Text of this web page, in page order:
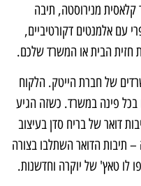
קלאסית מנירוסטה, תיבה
עם אלמנטים דקורטיביים,
חזית הבית או המשרד שלכם.
של חברת הייטק. הלקוח
בכל פינה במשרד. כשזה הגיע
דואר של בריח סדן בעיצוב
– תיבות הדואר השתלבו בצורה
לו טאץ' של יוקרה וחדשנות.